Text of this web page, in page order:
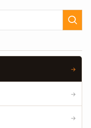
→
→
→